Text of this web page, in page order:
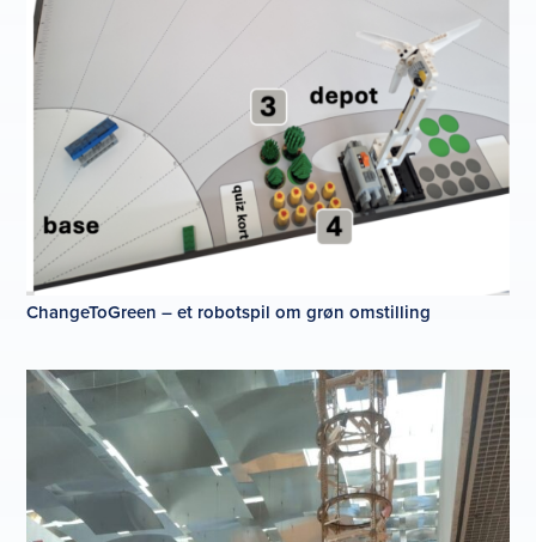
ChangeToGreen – et robotspil om grøn omstilling